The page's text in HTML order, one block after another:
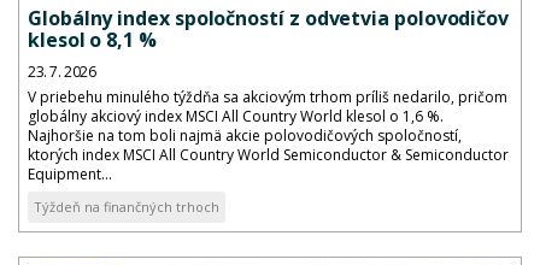
Globálny index spoločností z odvetvia polovodičov
klesol o 8,1 %
23. 7. 2026
V priebehu minulého týždňa sa akciovým trhom príliš nedarilo, pričom
globálny akciový index MSCI All Country World klesol o 1,6 %.
Najhoršie na tom boli najmä akcie polovodičových spoločností,
ktorých index MSCI All Country World Semiconductor & Semiconductor
Equipment...
Týždeň na finančných trhoch